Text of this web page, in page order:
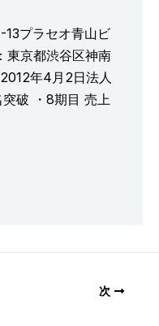
プラセオ青山ビ
東京都渋谷区神南
年4月2日法人
破 ・8期目 売上
次